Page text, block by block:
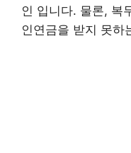
인 입니다. 물론, 복
인연금을 받지 못하